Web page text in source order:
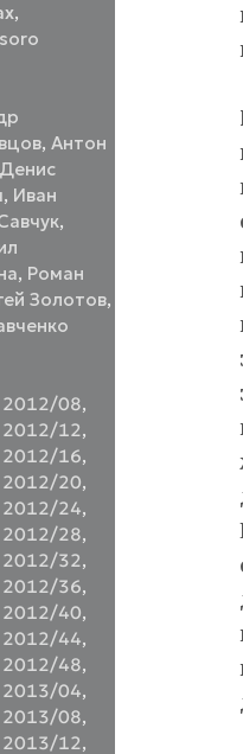
,
,Антон
Денис
, Иван
,
, Роман
Золотов,
2012/08,
2012/12,
2012/16,
2012/20,
2012/24,
2012/28,
2012/32,
2012/36,
2012/40,
2012/44,
2012/48,
2013/04,
2013/08,
2013/12,